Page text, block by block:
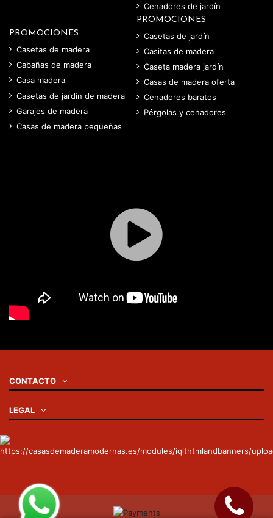
Cenadores de jardín
PROMOCIONES
Casetas de madera
Cabañas de madera
Casa madera
Casetas de jardín de madera
Garajes de madera
Casas de madera pequeñas
PROMOCIONES
Casetas de jardín
Casitas de madera
Caseta madera jardín
Casas de madera oferta
Cenadores baratos
Pérgolas y cenadores
CONTACTO
LEGAL